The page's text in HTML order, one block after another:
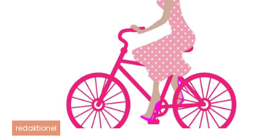
redaktionel